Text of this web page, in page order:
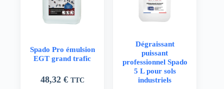
Spado Pro émulsion
EGT grand trafic
48,32 € TTC
Dégraissant
puissant
professionnel Spado
5 L pour sols
industriels